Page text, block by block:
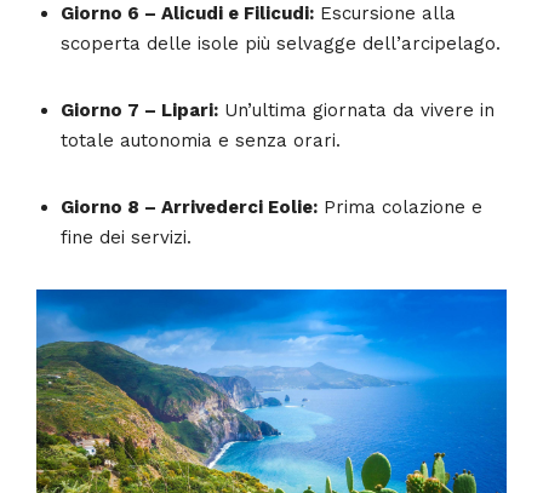
Giorno 6 – Alicudi e Filicudi: Escursione alla
scoperta delle isole più selvagge dell’arcipelago.
Giorno 7 – Lipari: Un’ultima giornata da vivere in
totale autonomia e senza orari.
Giorno 8 – Arrivederci Eolie: Prima colazione e
fine dei servizi.